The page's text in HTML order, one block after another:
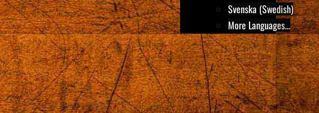
Svenska (Swedish)
More Languages...